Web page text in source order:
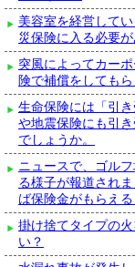
美容室を経営して
災保険に入る必要が
突風によってカー
険で補償をしても
生命保険には「引
や地震保険にも引
でしょうか。
ニュースで、ゴル
る様子が報道され
ば保険金がもらえる
掛け捨てタイプの
い？